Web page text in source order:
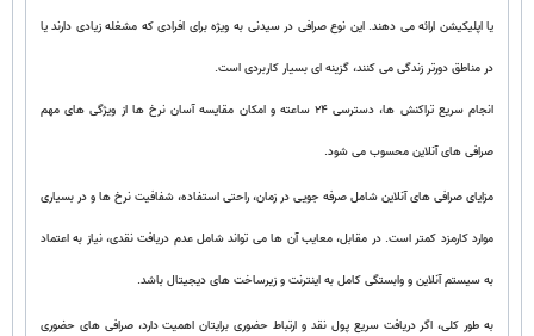
یا اپلیکیشن ارائه می دهند. این نوع صرافی در سیدنی به ویژه برای افرادی که مشغله زیادی دارند یا
در مناطق دورتر زندگی می کنند، گزینه ای بسیار کاربردی است.
انجام سریع تراکنش ها، دسترسی ۲۴ ساعته و امکان مقایسه آسان نرخ ها از ویژگی های مهم
صرافی های آنلاین محسوب می شود.
مزایای صرافی های آنلاین شامل صرفه جویی در زمان، راحتی استفاده، شفافیت نرخ ها و در بسیاری
موارد کارمزد کمتر است. در مقابل، معایب آن ها می تواند شامل عدم دریافت نقدی، نیاز به اعتماد
به سیستم آنلاین و وابستگی کامل به اینترنت و زیرساخت های دیجیتال باشد.
به طور کلی، اگر دریافت سریع پول نقد و ارتباط حضوری برایتان اهمیت دارد، صرافی های حضوری